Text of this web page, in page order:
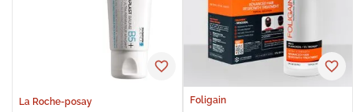
La Roche-posay Foligain